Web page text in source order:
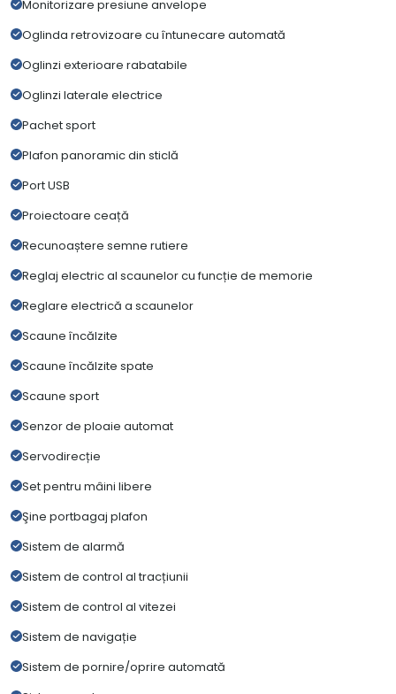
Monitorizare presiune anvelope
Oglinda retrovizoare cu întunecare automată
Oglinzi exterioare rabatabile
Oglinzi laterale electrice
Pachet sport
Plafon panoramic din sticlă
Port USB
Proiectoare ceață
Recunoaștere semne rutiere
Reglaj electric al scaunelor cu funcție de memorie
Reglare electrică a scaunelor
Scaune încălzite
Scaune încălzite spate
Scaune sport
Senzor de ploaie automat
Servodirecție
Set pentru mâini libere
Şine portbagaj plafon
Sistem de alarmă
Sistem de control al tracțiunii
Sistem de control al vitezei
Sistem de navigație
Sistem de pornire/oprire automată